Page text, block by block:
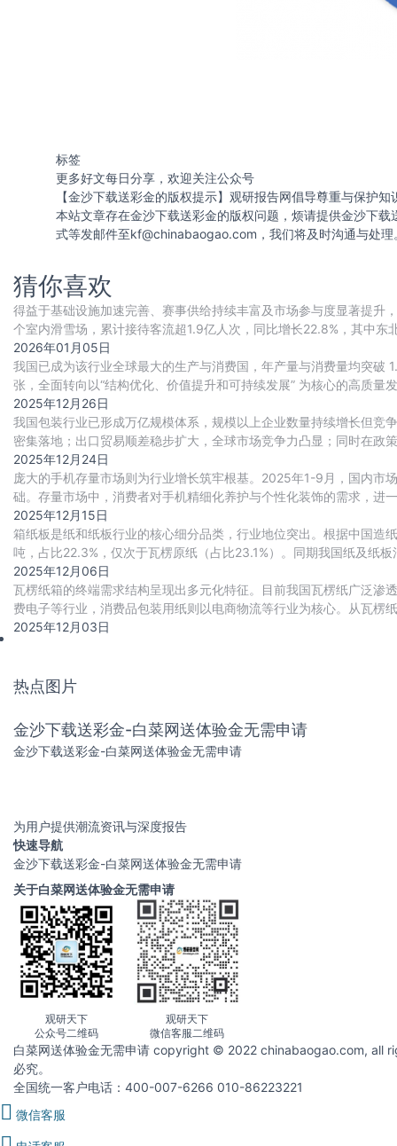
标签
更多好文每日分享，欢迎关注公众号
【金沙下载送彩金的版权提示】观研报告网倡导尊重与保护
本站文章存在金沙下载送彩金的版权问题，烦请提供金沙下
式等发邮件至kf@chinabaogao.com ，我们将及时沟通与处理
猜你喜欢
得益于基础设施加速完善、赛事供给持续丰富及市场参与度显著提
个室内滑雪场，累计接待客流超1.9亿人次，同比增长22.8%，其中
滑雪场场均客流居全国前两
2026年01月05日
我国已成为该行业全球最大的生产与消费国，年产量与消费量均突破
张，全面转向以“结构优化、价值提升和可持续发展” 为核心的高质量
2025年12月26日
我国包装行业已形成万亿规模体系，规模以上企业数量持续增长但竞
密集落地；出口贸易顺差稳步扩大，全球市场竞争力凸显；同时在政
2025年12月24日
庞大的手机存量市场则为行业增长筑牢根基。2025年1-9月，国内市
础。存量市场中，消费者对手机精细化养护与个性化装饰的需求，进
2025年12月15日
箱纸板是纸和纸板行业的核心细分品类，行业地位突出。根据中国
吨，占比22.3%，仅次于瓦楞原纸（占比23.1%）。同期我国纸及纸
种。
2025年12月06日
瓦楞纸箱的终端需求结构呈现出多元化特征。目前我国瓦楞纸广泛渗
费电子等行业，消费品包装用纸则以电商物流等行业为核心。从瓦
次为家电电子板块，占比14%。
2025年12月03日
热点图片
金沙下载送彩金-白菜网送体验金无需申请
金沙下载送彩金-白菜网送体验金无需申请
为用户提供潮流资讯与深度报告
快速导航
金沙下载送彩金-白菜网送体验金无需申请
关于白菜网送体验金无需申请
观研天下
公众号二维码
观研天下
微信客服二维码
白菜网送体验金无需申请 copyright © 2022 chinabaogao.com, all
必究。
全国统一客户电话：400-007-6266 010-86223221
微信客服